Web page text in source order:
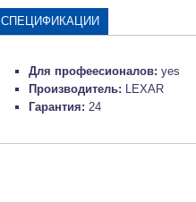
СПЕЦИФИКАЦИИ
Для профеесионалов: yes
Производитель: LEXAR
Гарантия: 24